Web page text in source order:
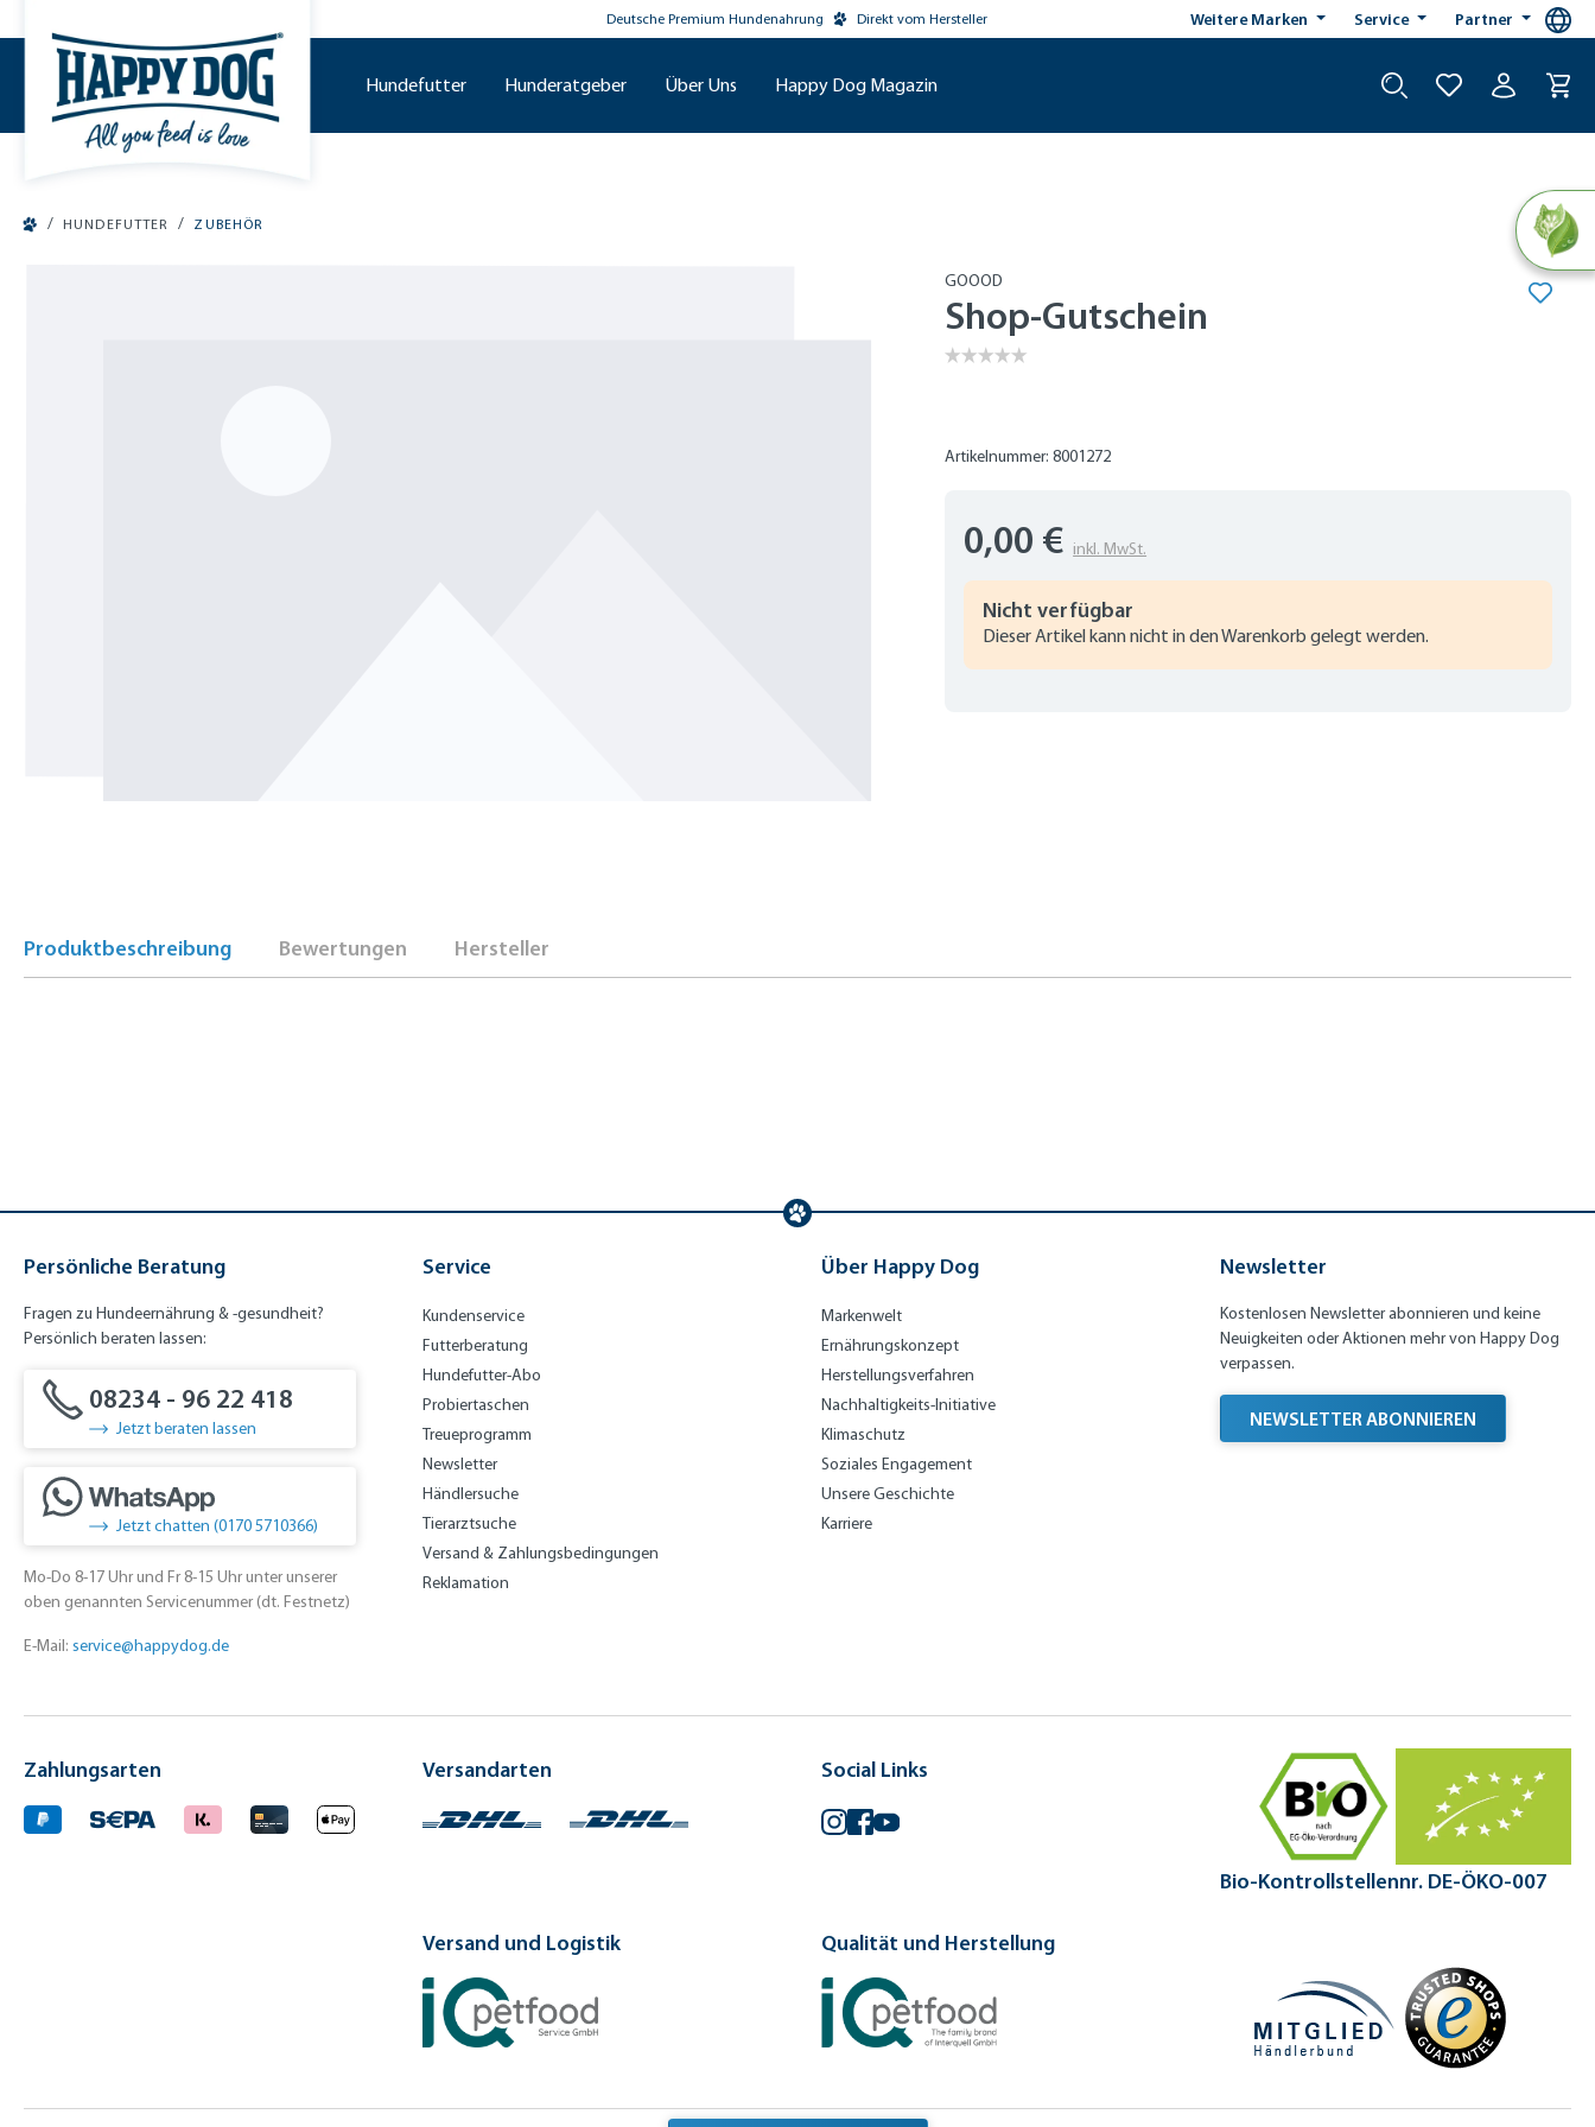
Deutsche Premium Hundenahrung Direkt vom Hersteller Weitere Marken Service Partner
Hundefutter Hunderatgeber Über Uns Happy Dog Magazin
/ HUNDEFUTTER / ZUBEHÖR
GOOOD
Shop-Gutschein
Artikelnummer: 8001272
0,00 € inkl. MwSt.
Nicht verfügbar
Dieser Artikel kann nicht in den Warenkorb gelegt werden.
Produktbeschreibung Bewertungen Hersteller
Persönliche Beratung
Fragen zu Hundeernährung & -gesundheit?
Persönlich beraten lassen:
08234 - 96 22 418
Jetzt beraten lassen
Jetzt chatten (0170 5710366)
Mo-Do 8-17 Uhr und Fr 8-15 Uhr unter unserer
oben genannten Servicenummer (dt. Festnetz)
E-Mail: service@happydog.de
Service
Kundenservice
Futterberatung
Hundefutter-Abo
Probiertaschen
Treueprogramm
Newsletter
Händlersuche
Tierarztsuche
Versand & Zahlungsbedingungen
Reklamation
Über Happy Dog
Markenwelt
Ernährungskonzept
Herstellungsverfahren
Nachhaltigkeits-Initiative
Klimaschutz
Soziales Engagement
Unsere Geschichte
Karriere
Newsletter
Kostenlosen Newsletter abonnieren und keine
Neuigkeiten oder Aktionen mehr von Happy Dog
verpassen.
NEWSLETTER ABONNIEREN
Zahlungsarten Versandarten Social Links
Instagram
Facebook
YouTube
Bio-Kontrollstellennr. DE-ÖKO-007
Versand und Logistik Qualität und Herstellung